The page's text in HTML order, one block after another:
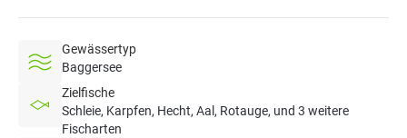
Gewässertyp
Baggersee
Zielfische
Schleie, Karpfen, Hecht, Aal, Rotauge, und 3 weitere
Fischarten